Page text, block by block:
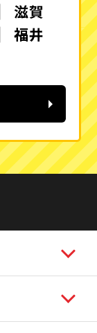
滋賀
福井